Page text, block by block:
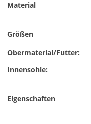
Material
Größen
Obermaterial/Futter:
Innensohle:
Eigenschaften